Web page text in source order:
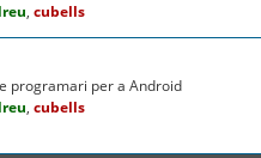
,cubells
programari per a Android
,cubells